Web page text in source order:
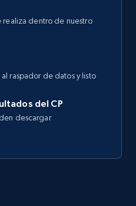
realiza dentro de nuestro
raspador de datos y listo
del CP
descargar